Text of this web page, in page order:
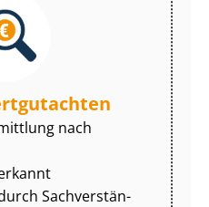
nach
Sach­ver­stän­